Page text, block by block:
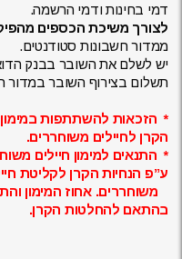
דמי בחינות ודמי הרשמה.
לצורך משיכת הכספים
ממדור חשבונות סטודנטים.
יש לשלם את השובר בבנק
תשלום בצירוף השובר במדור
* הזכאות להשתתפות במימון
הקרן לחיילים משוחררים.
* התנאים למימון חיילים
ע”פ הנחיות הקרן לקליטת
משוחררים. אחוז המימון
בהתאם להחלטות הקרן.